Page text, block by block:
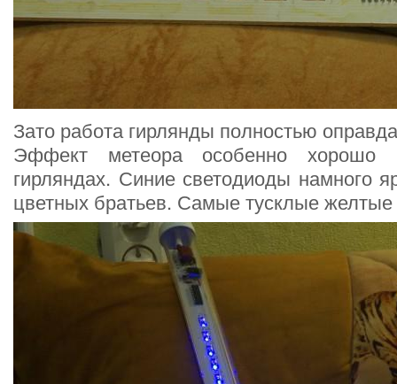
Зато работа гирлянды полностью
Эффект метеора особенно хорошо
гирляндах. Синие светодиоды намного
цветных братьев. Самые тусклые